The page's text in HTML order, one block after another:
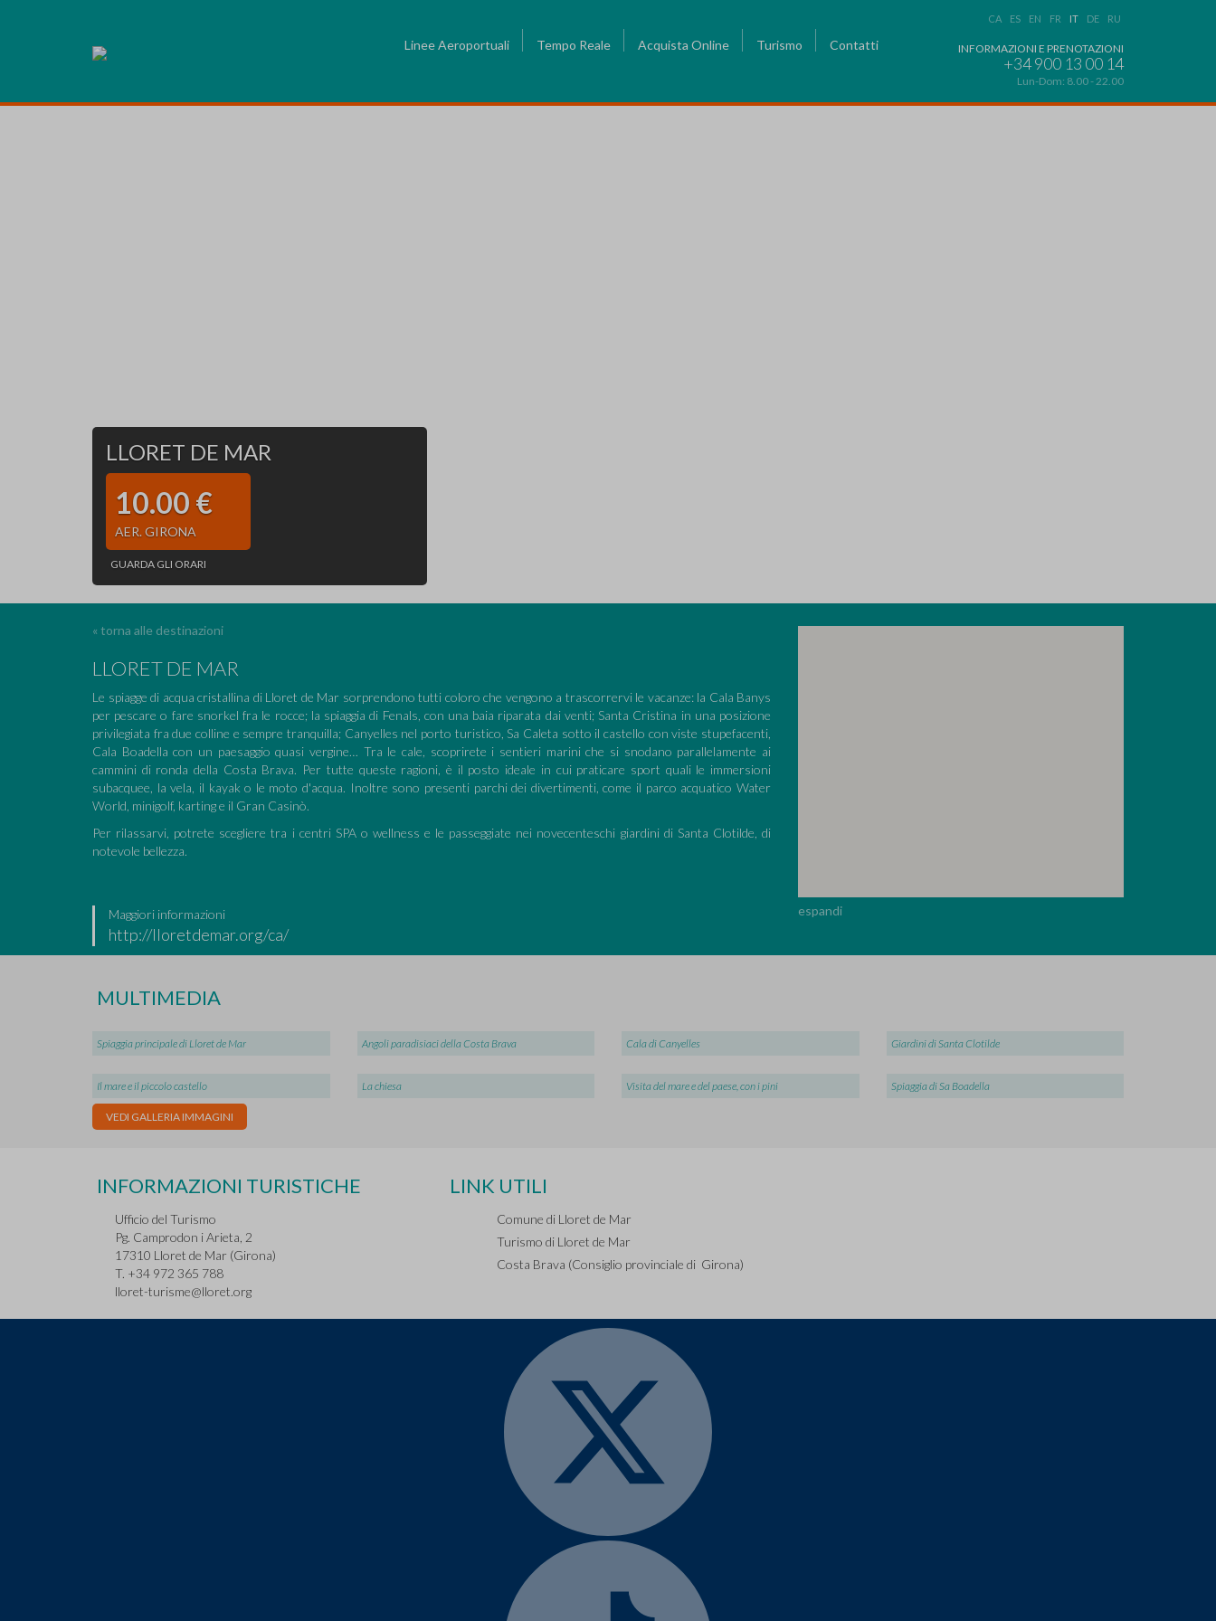
Linee Aeroportuali Tempo Reale Acquista Online Turismo Contatti
CA ES EN FR IT DE RU
INFORMAZIONI E PRENOTAZIONI
+34 900 13 00 14
Lun-Dom: 8.00 - 22.00
LLORET DE MAR
10.00 €
AER. GIRONA
GUARDA GLI ORARI
« torna alle destinazioni
LLORET DE MAR
Le spiagge di acqua cristallina di Lloret de Mar sorprendono tutti coloro che vengono a trascorrervi le vacanze: la Cala Banys
per pescare o fare snorkel fra le rocce; la spiaggia di Fenals, con una baia riparata dai venti; Santa Cristina in una posizione
privilegiata fra due colline e sempre tranquilla; Canyelles nel porto turistico, Sa Caleta sotto il castello con viste stupefacenti,
Cala Boadella con un paesaggio quasi vergine… Tra le cale, scoprirete i sentieri marini che si snodano parallelamente ai
cammini di ronda della Costa Brava. Per tutte queste ragioni, è il posto ideale in cui praticare sport quali le immersioni
subacquee, la vela, il kayak o le moto d'acqua. Inoltre sono presenti parchi dei divertimenti, come il parco acquatico Water
World, minigolf, karting e il Gran Casinò.
Per rilassarvi, potrete scegliere tra i centri SPA o wellness e le passeggiate nei novecenteschi giardini di Santa Clotilde, di
notevole bellezza.
Maggiori informazioni
http://lloretdemar.org/ca/
espandi
MULTIMEDIA
Spiaggia principale di Lloret de Mar Angoli paradisiaci della Costa Brava Cala di Canyelles Giardini di Santa Clotilde
Il mare e il piccolo castello La chiesa Visita del mare e del paese, con i pini Spiaggia di Sa Boadella
VEDI GALLERIA IMMAGINI
INFORMAZIONI TURISTICHE
Ufficio del Turismo
Pg. Camprodon i Arieta, 2
17310 Lloret de Mar (Girona)
T. +34 972 365 788
lloret-turisme@lloret.org
LINK UTILI
Comune di Lloret de Mar
Turismo di Lloret de Mar
Costa Brava (Consiglio provinciale di Girona)